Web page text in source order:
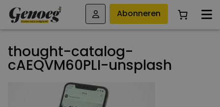
Abonneren
thought-catalog-
cAEQVM60PLI-unsplash